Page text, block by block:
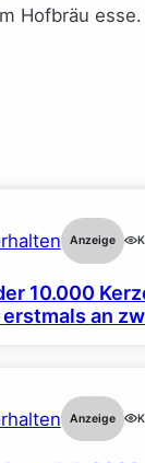
Hofbräu
Anzeige
10.000
an
Anzeige